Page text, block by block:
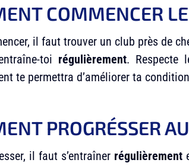
COMMENCER
il faut trouver un club près de
toi régulièrement. Respecte
te permettra d’améliorer ta
PROGRÉSSER
il faut s’entraîner régulièrement